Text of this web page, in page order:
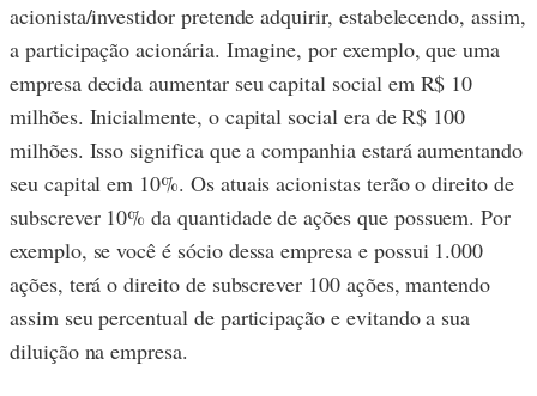
acionista/investidor pretende adquirir, estabelecendo, assim,
a participação acionária. Imagine, por exemplo, que uma
empresa decida aumentar seu capital social em R$ 10
milhões. Inicialmente, o capital social era de R$ 100
milhões. Isso significa que a companhia estará aumentando
seu capital em 10%. Os atuais acionistas terão o direito de
subscrever 10% da quantidade de ações que possuem. Por
exemplo, se você é sócio dessa empresa e possui 1.000
ações, terá o direito de subscrever 100 ações, mantendo
assim seu percentual de participação e evitando a sua
diluição na empresa.